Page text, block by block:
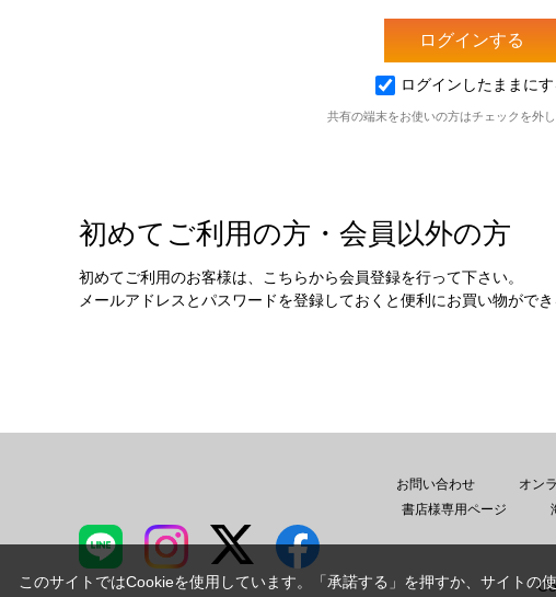
ログインしたままにす
共有の端末をお使いの方はチェックを外
初めてご利用の方・会員以外の方
初めてご利用のお客様は、こちらから会員登録を行って下さい。
メールアドレスとパスワードを登録しておくと便利にお買い物ができ
お問い合わせ
オン
書店様専用ページ
このサイトではCookieを使用しています。「承諾する」を押すか、サイトの